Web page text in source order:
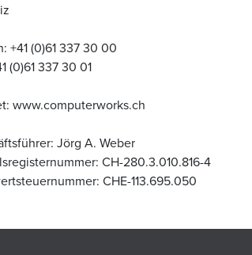
+41 (0)61 337 30 00
(0)61 337 30 01
www.computerworks.ch
Jörg A. Weber
CH-280.3.010.816-4
CHE-113.695.050